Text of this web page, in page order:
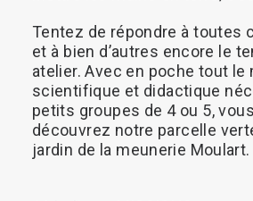
Tentez de répondre à toutes
et à bien d’autres encore le
atelier. Avec en poche tout le
scientifique et didactique
petits groupes de 4 ou 5, vous
découvrez notre parcelle
jardin de la meunerie Moulart.